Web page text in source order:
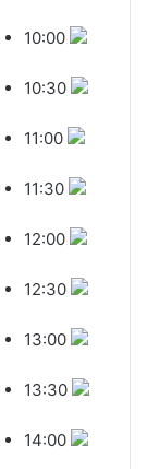
10:00
10:30
11:00
11:30
12:00
12:30
13:00
13:30
14:00